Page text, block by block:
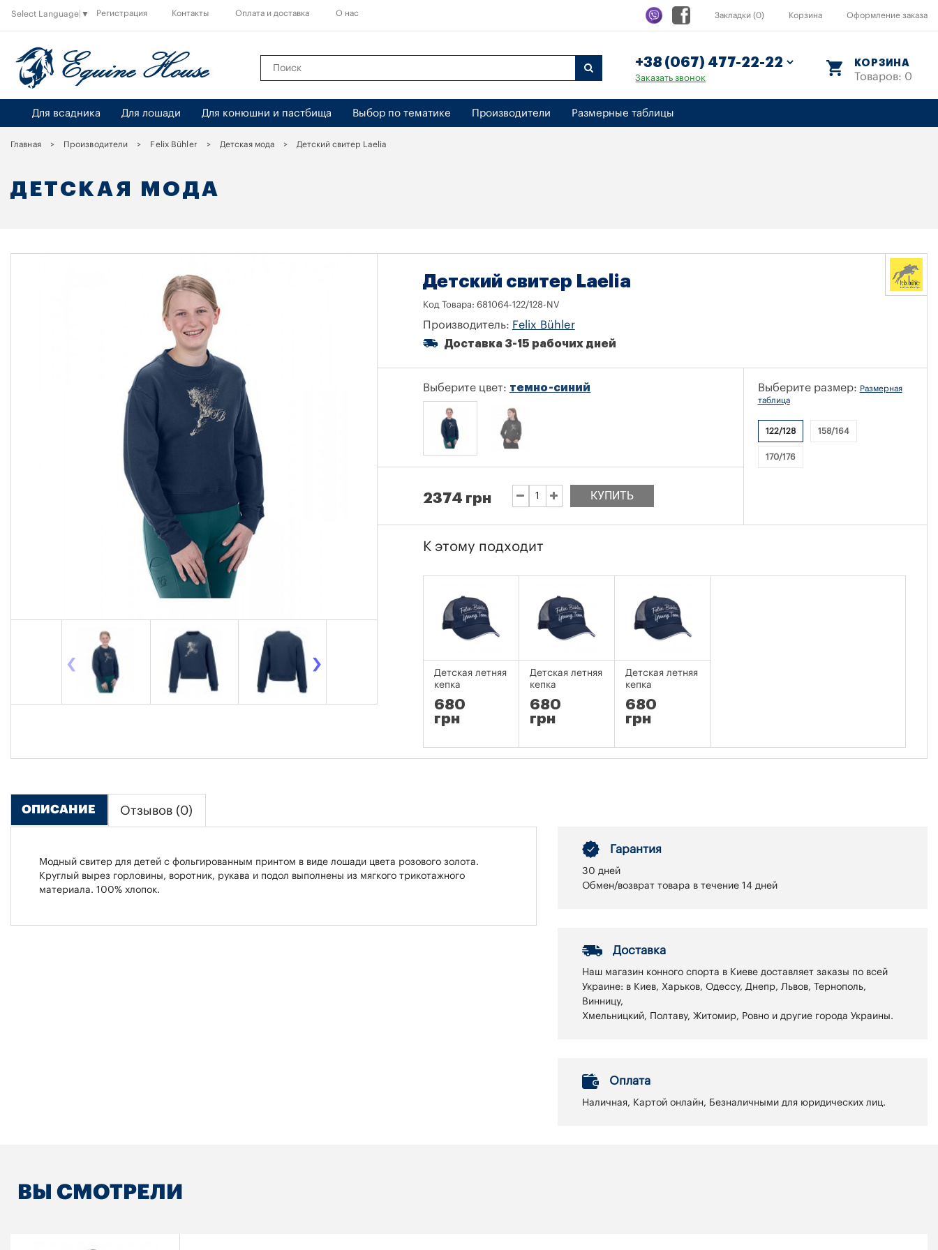
Select Language ▼ Регистрация Контакты Оплата и доставка О нас Закладки (0) Корзина Оформление заказа
Заказать звонок
КОРЗИНА
Товаров: 0
Для всадника Для лошади Для конюшни и пастбища Выбор по тематике Производители Размерные таблицы
Главная Производители Felix Bühler Детская мода Детский свитер Laelia
ДЕТСКАЯ МОДА
‹ ›
Детский свитер Laelia
Код Товара: 681064-122/128-NV
Производитель: Felix Bühler
Доставка 3-15 рабочих дней
Выберите цвет: темно-синий
КУПИТЬ
2374 грн
Выберите размер: Размерная
таблица
122/128 158/164
170/176
К этому подходит
Детская летняя
кепка
680
грн
Детская летняя
кепка
680
грн
Детская летняя
кепка
680
грн
ОПИСАНИЕ Отзывов (0)
Модный свитер для детей с фольгированным принтом в виде лошади цвета розового золота.
Круглый вырез горловины, воротник, рукава и подол выполнены из мягкого трикотажного
материала. 100% хлопок.
Гарантия
30 дней
Обмен/возврат товара в течение 14 дней
Доставка
Наш магазин конного спорта в Киеве доставляет заказы по всей
Украине: в Киев, Харьков, Одессу, Днепр, Львов, Тернополь,
Винницу,
Хмельницкий, Полтаву, Житомир, Ровно и другие города Украины.
Оплата
Наличная, Картой онлайн, Безналичными для юридических лиц.
ВЫ СМОТРЕЛИ